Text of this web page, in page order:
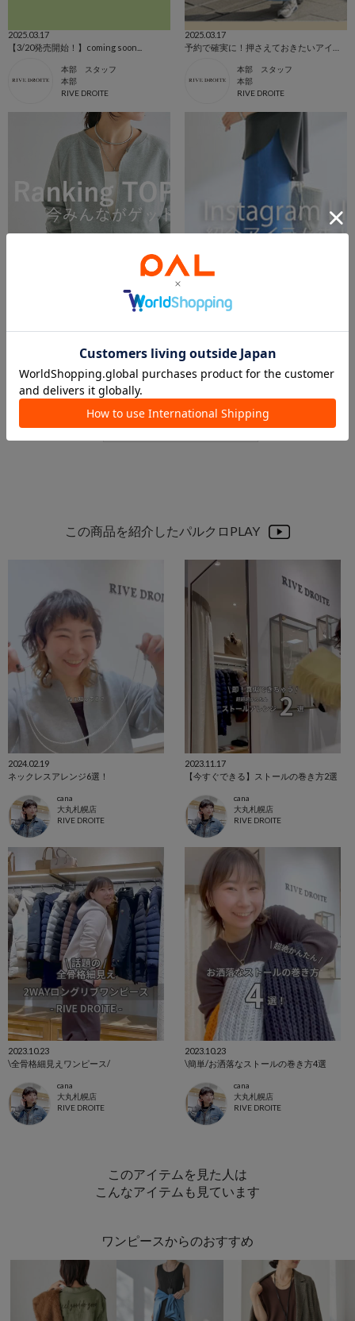
2025.03.17
【3/20発売開始！】coming soon...
本部 スタッフ
本部
RIVE DROITE
2025.03.17
本部 スタッフ
本部
RIVE DROITE
本部
RIVE DROITE
本部 スタッフ
本部
この商品を紹介したパルクロPLAY
2024.02.19
ネックレスアレンジ6選！
cana
大丸札幌店
RIVE DROITE
2023.11.17
【今すぐできる】ストールの巻き方2選
cana
大丸札幌店
RIVE DROITE
2023.10.23
\全骨格細見えワンピース/
cana
大丸札幌店
RIVE DROITE
2023.10.23
\簡単/お洒落なストールの巻き方4選
cana
大丸札幌店
RIVE DROITE
このアイテムを見た人は
こんなアイテムも見ています
ワンピースからのおすすめ